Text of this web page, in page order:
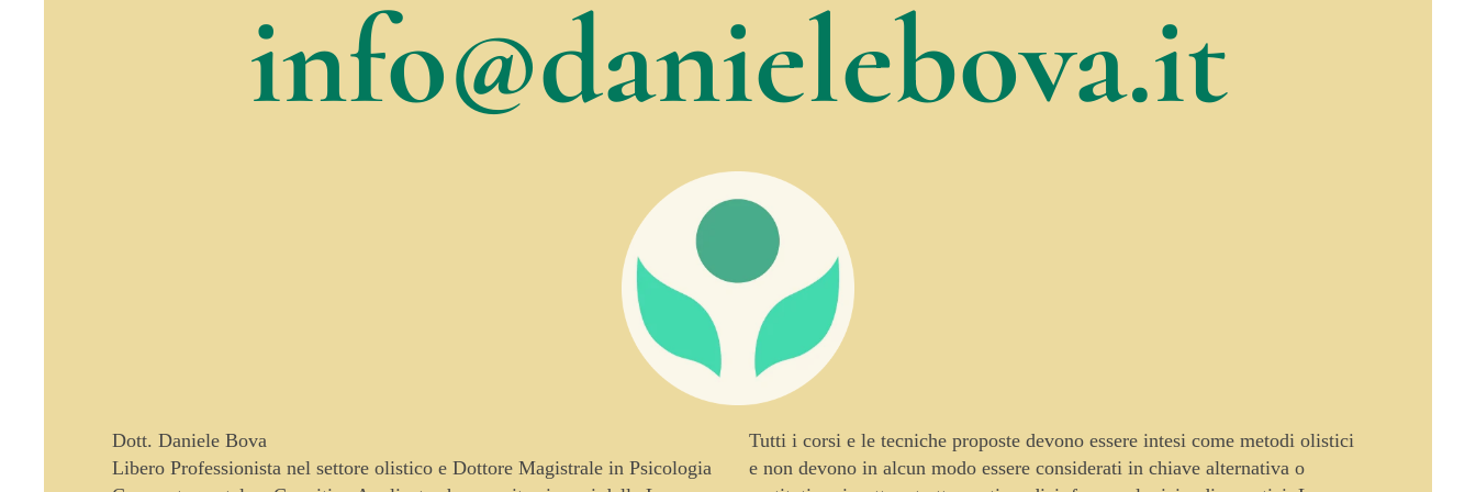
info@danielebova.it
Dott. Daniele Bova
Libero Professionista nel settore olistico e Dottore Magistrale in Psicologia
Tutti i corsi e le tecniche proposte devono essere intesi come metodi olistici
e non devono in alcun modo essere considerati in chiave alternativa o